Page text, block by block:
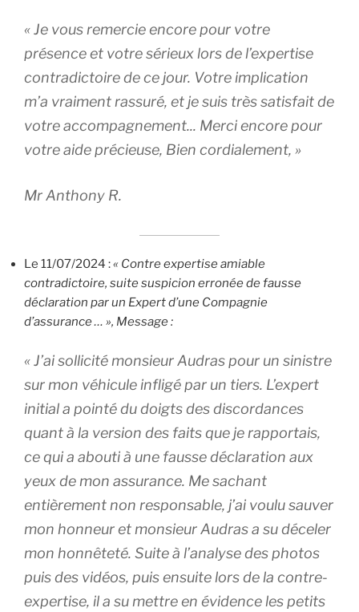
«Je vous remercie encore pour votre
présence et votre sérieux lors de l’expertise
contradictoire de ce jour. Votre implication
m’a vraiment rassuré, et je suis très satisfait de
votre accompagnement... Merci encore pour
votre aide précieuse, Bien cordialement, »
Mr Anthony R.
Le 11/07/2024 :« Contre expertise amiable
contradictoire, suite suspicion erronée de fausse
déclaration par un Expert d’une Compagnie
d’assurance … », Message :
« J’ai sollicité monsieur Audras pour un sinistre
sur mon véhicule infligé par un tiers. L’expert
initial a pointé du doigts des discordances
quant à la version des faits que je rapportais,
ce qui a abouti à une fausse déclaration aux
yeux de mon assurance. Me sachant
entièrement non responsable, j’ai voulu sauver
mon honneur et monsieur Audras a su déceler
mon honnêteté. Suite à l’analyse des photos
puis des vidéos, puis ensuite lors de la contre-
expertise, il a su mettre en évidence les petits